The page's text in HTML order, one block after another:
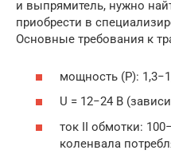
и выпрямитель, нужно
приобрести в
Основные требования к
мощность (P):
U = 12−24 В
ток II обмотки:
коленвала